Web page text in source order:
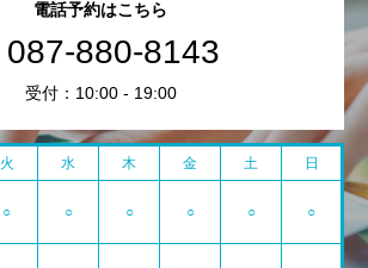
電話予約はこちら
087-880-8143
受付：10:00 - 19:00
火 水 木 金 土 日
○ ○ ○ ○ ○ ○